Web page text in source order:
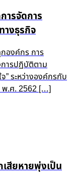
รจัดการ
งธุรกิจ
องค์กร การ
ารปฏิบัติตาม
” ระหว่างองค์กรกับ
พ.ศ. 2562 […]
สียหายพุ่งเป็น